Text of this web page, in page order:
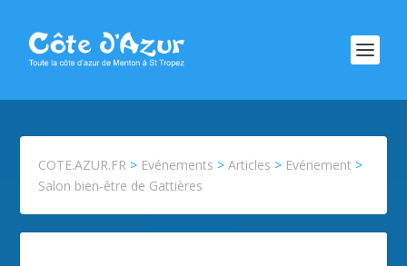
COTE.AZUR.FR > Evénements >Articles > Evénement >
Salon bien-être de Gattières